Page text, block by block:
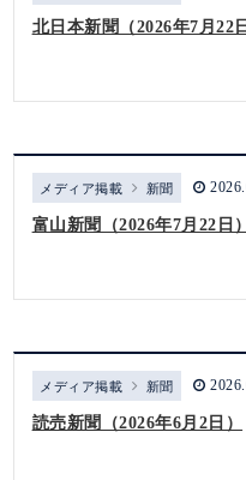
北日本新聞（2026年7月22
メディア掲載 新聞
富山新聞（2026年7月22日）
メディア掲載 新聞
読売新聞（2026年6月2日）